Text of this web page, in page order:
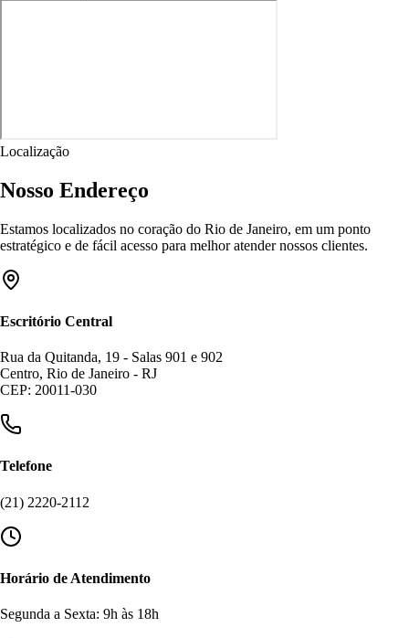
Localização
Nosso Endereço
Estamos localizados no coração do Rio de Janeiro, em um ponto
estratégico e de fácil acesso para melhor atender nossos clientes.
Escritório Central
Rua da Quitanda, 19 - Salas 901 e 902
Centro, Rio de Janeiro - RJ
CEP: 20011-030
Telefone
(21) 2220-2112
Horário de Atendimento
Segunda a Sexta: 9h às 18h